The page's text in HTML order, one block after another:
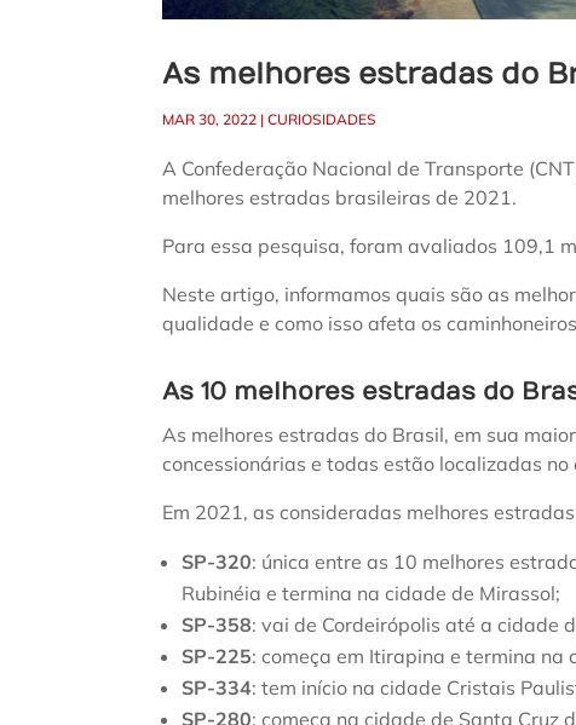
As melhores estradas do
MAR 30, 2022 |CURIOSIDADES
A Confederação Nacional de Transporte
melhores estradas brasileiras de 2021.
Para essa pesquisa, foram avaliados 109,1
Neste artigo, informamos quais são as
qualidade e como isso afeta os
As 10 melhores estradas do
As melhores estradas do Brasil, em sua
concessionárias e todas estão localizadas no
Em 2021, as consideradas melhores
SP-320: única entre as 10 melhores
Rubinéia e termina na cidade de Mirassol;
SP-358: vai de Cordeirópolis até a cidade
SP-225: começa em Itirapina e termina na
SP-334: tem início na cidade Cristais
SP-280: começa na cidade de Santa Cruz